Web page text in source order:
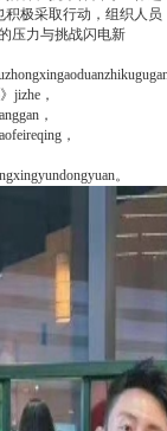
极采取行动，组织人员
压力与挑战闪电新
jizhe，
，
，
。